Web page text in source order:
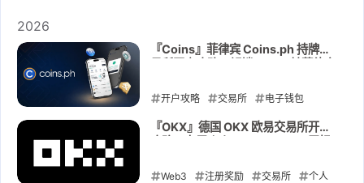
2026
『Coins』菲律宾 Coins.ph 持牌交
转开户攻略 交易所 电子钱包
2026-08-04
『OKX』德国 OKX 欧易交易所开户
Web3 注册奖励 交易所 个人